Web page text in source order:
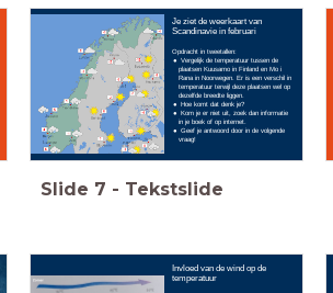
Je ziet de weerkaart van
Scandinavie in februari
Opdracht in tweetallen:
Vergelijk de temperatuur tussen de
plaatsen Kuusamo in Finland en Mo i
Rana in Noorwegen. Er is een verschil in
temperatuur terwijl deze plaatsen wel op
dezelfde breedte liggen.
Hoe komt dat denk je?
Kom je er niet uit, zoek dan informatie
in je boek of op internet.
Geef je antwoord door in de volgende
vraag!
Slide 7 - Tekstslide
Invloed van de wind op de
temperatuur